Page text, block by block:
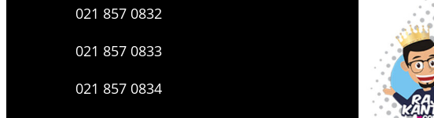
021 857 0832
021 857 0833
021 857 0834